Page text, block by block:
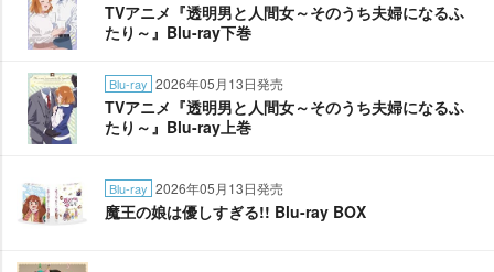
TVアニメ『透明男と人間女～そのうち夫婦になるふ
たり～』Blu-ray下巻
Blu-ray 2026年05月13日発売
TVアニメ『透明男と人間女～そのうち夫婦になるふ
たり～』Blu-ray上巻
Blu-ray 2026年05月13日発売
魔王の娘は優しすぎる!! Blu-ray BOX